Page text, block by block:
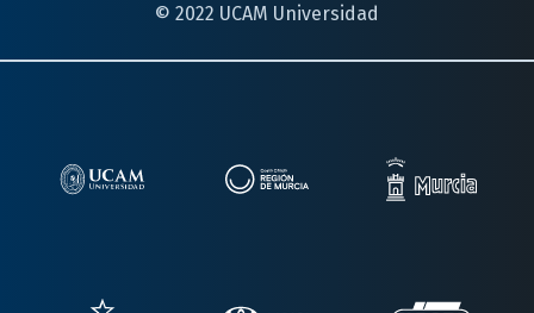
© 2022 UCAM Universidad